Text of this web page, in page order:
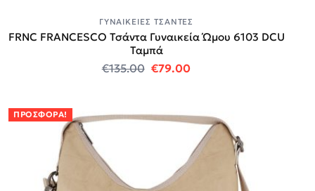
ΓΥΝΑΙΚΕΊΕΣ ΤΣΆΝΤΕΣ
FRNC FRANCESCO Τσάντα Γυναικεία Ώμου 6103 DCU
Ταμπά
€135.00 Original price was: €135.00.
€79.00Η τρέχουσα τιμή
ΠΡΟΣΦΟΡΆ!